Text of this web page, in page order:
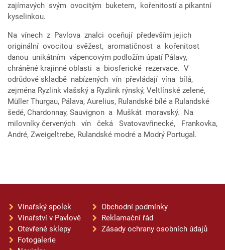
zajímavých svým ovocitým buketem, kořenitostí a pikantní
kyselinkou.
Na vínech z Pavlova znalci oceňují především jejich
originální ovocitou svěžest, aromatičnost a kořenitost
danou unikátním vápencovým podložím úpatí Pálavy,
chráněné krajinné oblasti a biosferické rezervace. V
odrůdové skladbě nabízených vín převládají vína bílá,
zejména Ryzlink vlašský a Ryzlink rýnský, Veltlínské zelené,
Müller Thurgau, Pálava, Aurelius, Rulandské bílé a Rulandské
šedé, Chardonnay, Sauvignon a Muškát moravský. Na
milovníky červených vín čeká Svatovavřinecké, Frankovka,
André, Zweigeltrebe, Rulandské modré a Modrý Portugal.
Vinařský spolek
Vinařství v Pavlově
Otevřené sklepy
Fotogalerie
Obchodní podmínky
Reklamační řád
Zásady ochrany osobních údajů